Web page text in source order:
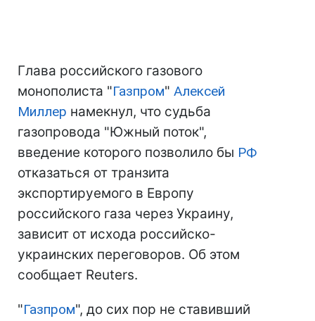
Глава российского газового
монополиста "Газпром" Алексей
Миллер намекнул, что судьба
газопровода "Южный поток",
введение которого позволило бы РФ
отказаться от транзита
экспортируемого в Европу
российского газа через Украину,
зависит от исхода российско-
украинских переговоров. Об этом
сообщает Reuters.
"Газпром", до сих пор не ставивший